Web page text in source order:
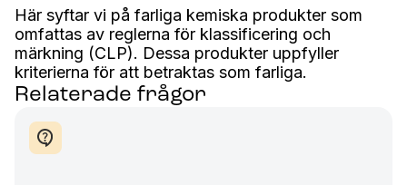
Här syftar vi på farliga kemiska produkter som
omfattas av reglerna för klassificering och
märkning (CLP). Dessa produkter uppfyller
kriterierna för att betraktas som farliga.
Relaterade frågor